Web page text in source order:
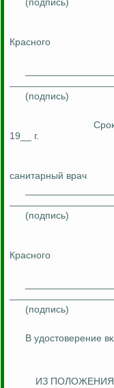
(подпись)
Красного
(подпись)
19__ г.
санитарный врач
(подпись)
Красного
(подпись)
В удостоверение
ИЗ